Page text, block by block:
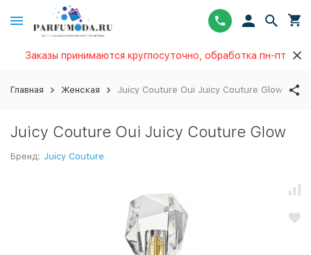
Заказы принимаются круглосуточно, обработка пн-пт
Главная Женская Juicy Couture Oui Juicy Couture Glow
Juicy Couture Oui Juicy Couture Glow
Бренд: Juicy Couture